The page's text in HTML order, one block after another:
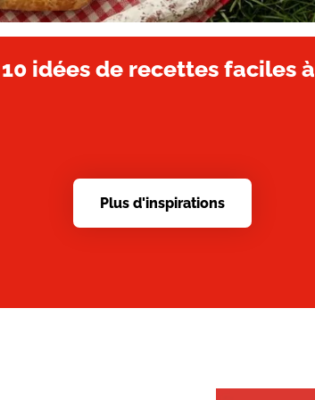
idées de recettes faciles à
Plus d'inspirations